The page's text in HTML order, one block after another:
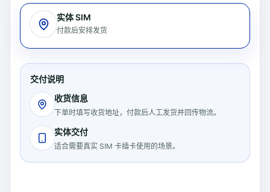
实体 SIM
付款后安排发货
交付说明
收货信息
下单时填写收货地址，付款后人工发货并回传物流。
实体交付
适合需要真实 SIM 卡插卡使用的场景。